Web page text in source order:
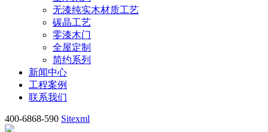
无漆纯实木材质工艺
碳晶工艺
零漆木门
全屋定制
简约系列
新闻中心
工程案例
联系我们
400-6868-590 Sitexml